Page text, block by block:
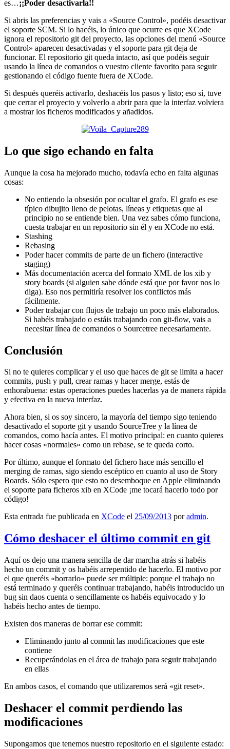
es…¡¡Poder desactivarla!!
Si abris las preferencias y vais a «Source Control», podéis desactivar
el soporte SCM. Si lo hacéis, lo único que ocurre es que XCode
ignora el repositorio git del proyecto, las opciones del menú «Source
Control» aparecen desactivadas y el soporte para git deja de
funcionar. El repositorio git queda intacto, así que podéis seguir
usando la línea de comandos o vuestro cliente favorito para seguir
gestionando el código fuente fuera de XCode.
Si después queréis activarlo, deshacéis los pasos y listo; eso sí, tuve
que cerrar el proyecto y volverlo a abrir para que la interfaz volviera
a mostrar los ficheros modificados y añadidos.
Lo que sigo echando en falta
Aunque la cosa ha mejorado mucho, todavía echo en falta algunas
cosas:
No entiendo la obsesión por ocultar el grafo. El grafo es ese
típico dibujito lleno de pelotas, líneas y etiquetas que al
principio no se entiende bien. Una vez sabes cómo funciona,
cuesta trabajar en un repositorio sin él y en XCode no está.
Stashing
Rebasing
Poder hacer commits de parte de un fichero (interactive
staging)
Más documentación acerca del formato XML de los xib y
story boards (si alguien sabe dónde está que por favor nos lo
diga). Eso nos permitiría resolver los conflictos más
fácilmente.
Poder trabajar con flujos de trabajo un poco más elaborados.
Si habéis trabajado o estáis trabajando con git-flow, vais a
necesitar línea de comandos o Sourcetree necesariamente.
Conclusión
Si no te quieres complicar y el uso que haces de git se limita a hacer
commits, push y pull, crear ramas y hacer merge, estás de
enhorabuena: estas operaciones puedes hacerlas ya de manera rápida
y efectiva en la nueva interfaz.
Ahora bien, si os soy sincero, la mayoría del tiempo sigo teniendo
desactivado el soporte git y usando SourceTree y la línea de
comandos, como hacía antes. El motivo principal: en cuanto quieres
hacer cosas «normales» como un rebase, se te queda corto.
Por último, aunque el formato del fichero hace más sencillo el
merging de ramas, sigo siendo escéptico en cuanto al uso de Story
Boards. Sólo espero que esto no desemboque en Apple eliminando
el soporte para ficheros xib en XCode ¡me tocará hacerlo todo por
código!
Esta entrada fue publicada en XCode el 25/09/2013 poradmin.
Cómo deshacer el último commit en git
Aquí os dejo una manera sencilla de dar marcha atrás si habéis
hecho un commit y os habéis arrepentido de hacerlo. El motivo por
el que queréis «borrarlo» puede ser múltiple: porque el trabajo no
está terminado y queréis continuar trabajando, habéis introducido un
bug sin daos cuenta o sencillamente os habéis equivocado y lo
habéis hecho antes de tiempo.
Existen dos maneras de borrar ese commit:
Eliminando junto al commit las modificaciones que este
contiene
Recuperándolas en el área de trabajo para seguir trabajando
en ellas
En ambos casos, el comando que utilizaremos será «git reset».
Deshacer el commit perdiendo las
modificaciones
Supongamos que tenemos nuestro repositorio en el siguiente estado: